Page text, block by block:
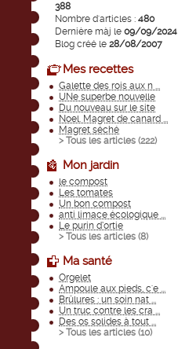
388
Nombre d'articles : 480
Dernière màj le 09/09/2024
Blog créé le 28/08/2007
Mes recettes
Galette des rois aux n ...
UNe superbe nouvelle
Du nouveau sur le site
Noel. Magret de canard ...
Magret séché
> Tous les articles (222)
Mon jardin
le compost
Les tomates
Un bon compost
anti limace écologique ...
Le purin d’ortie
> Tous les articles (8)
Ma santé
Orgelet
Ampoule aux pieds, c'e ...
Brûlures : un soin nat ...
Un truc contre les cra ...
Des os solides à tout ...
> Tous les articles (10)